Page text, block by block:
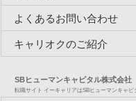
よくあるお問い合わせ
キャリオクのご紹介
SBヒューマンキャピタル株式会社
転職サイト イーキャリアはSBヒューマンキャピ